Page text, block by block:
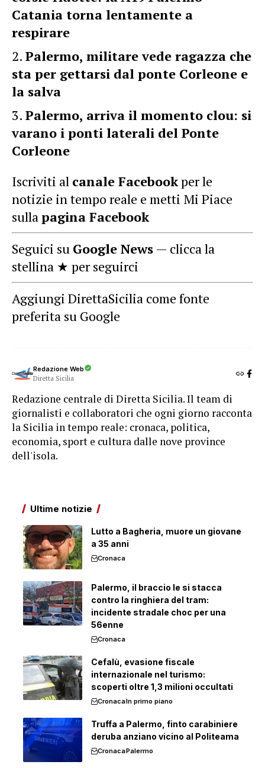
Catania torna lentamente a
respirare
Palermo, militare vede ragazza che
sta per gettarsi dal ponte Corleone e
la salva
Palermo, arriva il momento clou: si
varano i ponti laterali del Ponte
Corleone
Iscriviti al canale Facebookper le
notizie in tempo reale e metti Mi Piace
sullapagina Facebook
Seguici su Google News — clicca la
stellina ★ per seguirci
Aggiungi DirettaSicilia come fonte
preferita su Google
Redazione Web
Diretta Sicilia
Redazione centrale di Diretta Sicilia. Il team di
giornalisti e collaboratori che ogni giorno racconta
la Sicilia in tempo reale: cronaca, politica,
economia, sport e cultura dalle nove province
dell'isola.
Ultime notizie
Lutto a Bagheria, muore un giovane
a 35 anni
Cronaca
Palermo, il braccio le si stacca
contro la ringhiera del tram:
incidente stradale choc per una
56enne
Cronaca
Cefalù, evasione fiscale
internazionale nel turismo:
scoperti oltre 1,3 milioni occultati
CronacaIn primo piano
Truffa a Palermo, finto carabiniere
deruba anziano vicino al Politeama
CronacaPalermo